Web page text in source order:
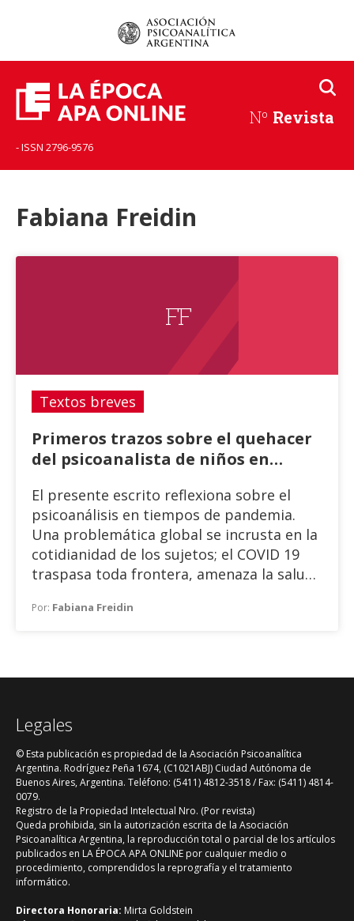
Nº Revista
- ISSN 2796-9576
Fabiana Freidin
F F
Textos breves
Primeros trazos sobre el quehacer
del psicoanalista de niños en
El presente escrito reflexiona sobre el
psicoanálisis en tiempos de pandemia.
Una problemática global se incrusta en la
cotidianidad de los sujetos; el COVID 19
traspasa toda frontera, amenaza la salud
un enorme número de aspectos, entre los
educación, entre otros, en las distintas
Por: Fabiana Freidin
Legales
© Esta publicación es propiedad de la Asociación Psicoanalítica
Argentina. Rodríguez Peña 1674, (C1021ABJ) Ciudad Autónoma de
Buenos Aires, Argentina. Teléfono: (5411) 4812-3518 / Fax: (5411) 4814-
0079.
Registro de la Propiedad Intelectual Nro. (Por revista)
Queda prohibida, sin la autorización escrita de la Asociación
Psicoanalítica Argentina, la reproducción total o parcial de los artículos
publicados en LA ÉPOCA APA ONLINE por cualquier medio o
procedimiento, comprendidos la reprografía y el tratamiento
informático.
Directora Honoraria: Mirta Goldstein